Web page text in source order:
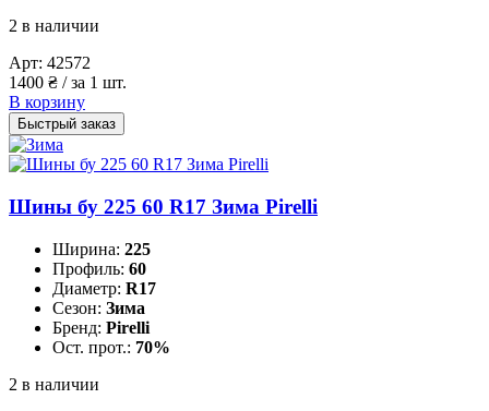
2 в наличии
Арт: 42572
1400 ₴ / за 1 шт.
В корзину
Быстрый заказ
Шины бу 225 60 R17 Зима Pirelli
Ширина: 225
Профиль: 60
Диаметр: R17
Сезон: Зима
Бренд: Pirelli
Ост. прот.: 70%
2 в наличии